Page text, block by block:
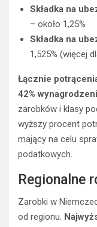
Składka na
– około 1,25%
Składka na
1,525% (więcej
Łącznie
42%
zarobków i klasy
wyższy procent
mający na celu
podatkowych.
Regionalne
Zarobki w
od regionu.